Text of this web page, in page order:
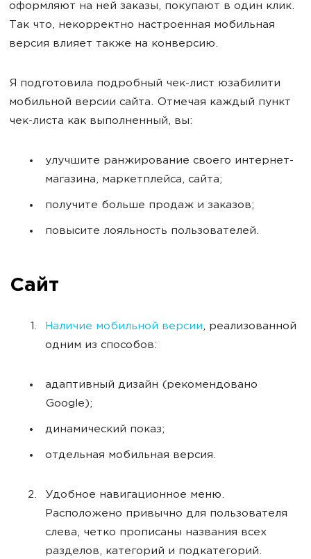
оформляют на ней заказы, покупают в один клик.
Так что, некорректно настроенная мобильная
версия влияет также на конверсию.
Я подготовила подробный чек-лист юзабилити
мобильной версии сайта. Отмечая каждый пункт
чек-листа как выполненный, вы:
улучшите ранжирование своего интернет-
магазина, маркетплейса, сайта;
получите больше продаж и заказов;
повысите лояльность пользователей.
Сайт
Наличие мобильной версии, реализованной
одним из способов:
адаптивный дизайн (рекомендовано
Google);
динамический показ;
отдельная мобильная версия.
Удобное навигационное меню.
Расположено привычно для пользователя
слева, четко прописаны названия всех
разделов, категорий и подкатегорий.